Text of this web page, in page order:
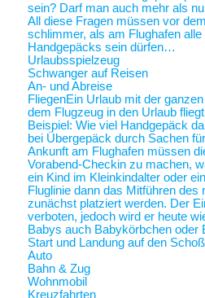
sein? Darf man auch mehr als
All diese Fragen müssen vor
schlimmer, als am Flughafen
Handgepäcks sein dürfen…
Urlaubsspielzeug
Schwanger auf Reisen
An- und Abreise
FliegenEin Urlaub mit der
dem Flugzeug in den Urlaub
Beispiel: Wie viel Handgepäck
bei Übergepäck durch Sachen
Ankunft am Flughafen müssen
Vorabend-Checkin zu machen,
ein Kind im Kleinkindalter oder
Fluglinie dann das Mitführen
zunächst platziert werden. Der
verboten, jedoch wird er heute
Babys auch Babykörbchen oder
Start und Landung auf den
Auto
Bahn & Zug
Wohnmobil
Kreuzfahrten